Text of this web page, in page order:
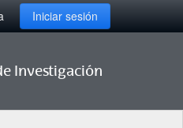
Iniciar sesión
Investigación